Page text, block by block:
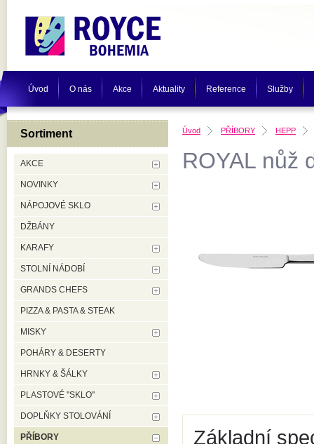
Úvod O nás Akce Aktuality Reference Služby
Úvod PŘÍBORY HEPP
ROYAL nůž
Základní
Sortiment
AKCE
NOVINKY
NÁPOJOVÉ SKLO
DŽBÁNY
KARAFY
STOLNÍ NÁDOBÍ
GRANDS CHEFS
PIZZA & PASTA & STEAK
MISKY
POHÁRY & DESERTY
HRNKY & ŠÁLKY
PLASTOVÉ ''SKLO''
DOPLŇKY STOLOVÁNÍ
PŘÍBORY